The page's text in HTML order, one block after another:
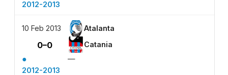
2012-2013
10 Feb 2013 Atalanta
0–0 Catania
●
—
2012-2013